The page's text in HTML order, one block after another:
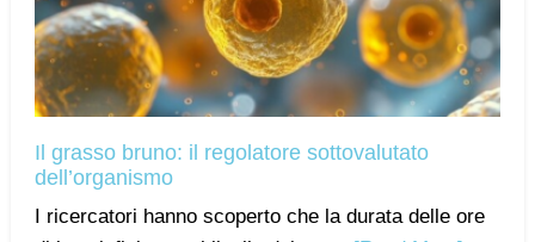
Il grasso bruno: il regolatore sottovalutato
dell’organismo
I ricercatori hanno scoperto che la durata delle ore